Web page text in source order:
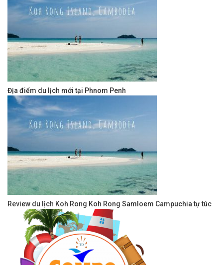
Địa điểm du lịch mới tại Phnom Penh
Review du lịch Koh Rong Koh Rong Samloem Campuchia tự túc